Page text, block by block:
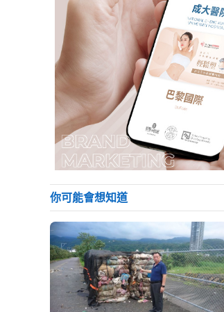
你可能會想知道